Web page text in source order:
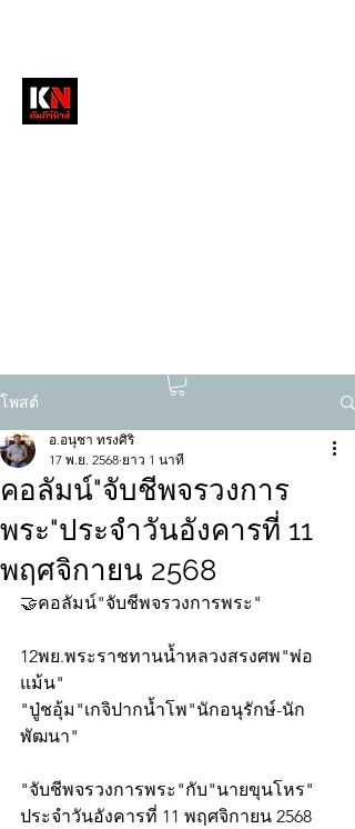
โพสต์
คอลัมน์"จับชีพจรวงการ
พระ"ประจำวันอังคารที่ 11
พฤศจิกายน 2568
อ.อนุชา ทรงศิริ
17 พ.ย. 2568 ยาว 1 นาที
🤝คอลัมน์"จับชีพจรวงการพระ"
12พย.พระราชทานน้ำหลวงสรงศพ"พ่อ
แม้น"
"ปู่ชอุ้ม"เกจิปากน้ำโพ"นักอนุรักษ์-นัก
พัฒนา"
"จับชีพจรวงการพระ"กับ"นายขุนโหร"
ประจำวันอังคารที่ 11 พฤศจิกายน 2568